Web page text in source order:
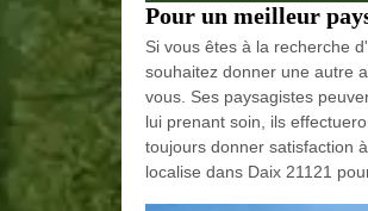
Pour un meilleur
Si vous êtes à la recherche
souhaitez donner une autre
vous. Ses paysagistes
lui prenant soin, ils
toujours donner satisfaction
localise dans Daix 21121